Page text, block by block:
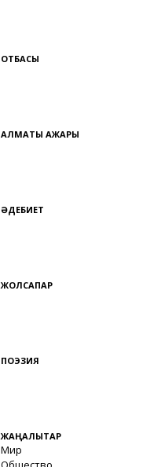
ОТБАСЫ
АЛМАТЫ АЖАРЫ
ӘДЕБИЕТ
ЖОЛСАПАР
ПОЭЗИЯ
ЖАҢАЛЫҚТАР
Мир